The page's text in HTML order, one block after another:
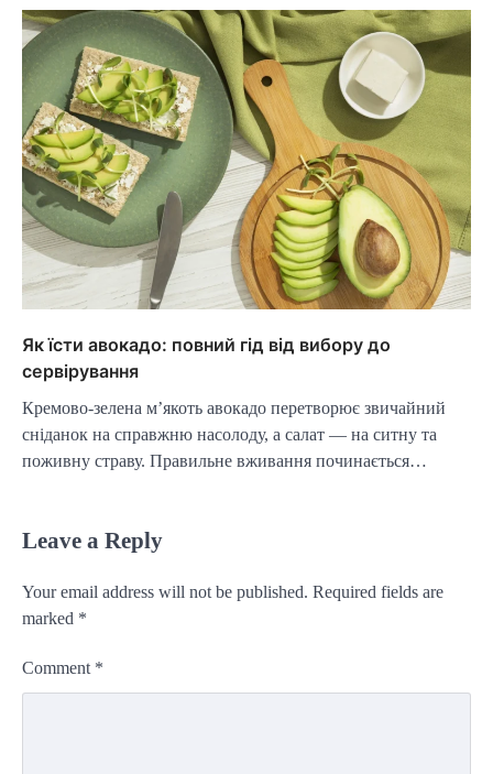
Як їсти авокадо: повний гід від вибору до
сервірування
Кремово-зелена м’якоть авокадо перетворює звичайний
сніданок на справжню насолоду, а салат — на ситну та
поживну страву. Правильне вживання починається…
Leave a Reply
Your email address will not be published. Required fields are
marked *
Comment *